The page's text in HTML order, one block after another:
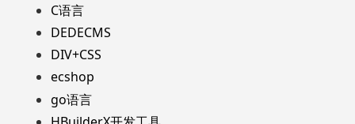
C语言
DEDECMS
DIV+CSS
ecshop
go语言